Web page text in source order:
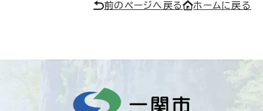
前のページへ戻る ホームに戻る